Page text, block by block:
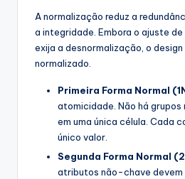
A normalização reduz a
a integridade. Embora o ajuste
exija a desnormalização, o
normalizado.
Primeira Forma Normal
atomicidade. Não há
em uma única célula. Cada
único valor.
Segunda Forma Normal
atributos não-chave devem